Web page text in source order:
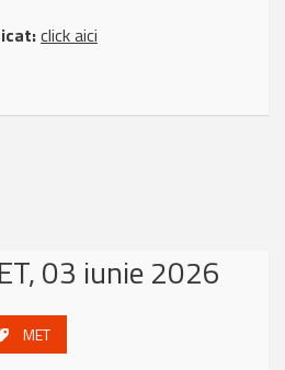
click aici
03 iunie 2026
MET